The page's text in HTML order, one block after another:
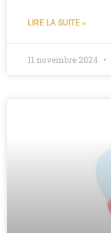
LIRE LA SUITE »
11 novembre 2024